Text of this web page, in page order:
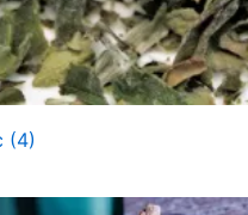
(4)